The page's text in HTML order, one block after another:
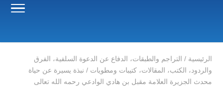
الرئيسية / التراجم والطبقات، الدفاع عن الدعوة السلفية، الفرق
والردود، الكتب، المقالات، كتيبات ومطويات / نبذة يسيرة عن حياة
محدث الجزيرة العلامة مقبل بن هادي الوادعي رحمه الله تعالى